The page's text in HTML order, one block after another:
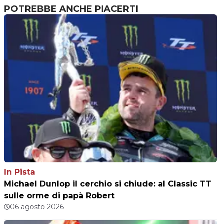
POTREBBE ANCHE PIACERTI
In Pista
Michael Dunlop il cerchio si chiude: al Classic TT
sulle orme di papà Robert
06 agosto 2026